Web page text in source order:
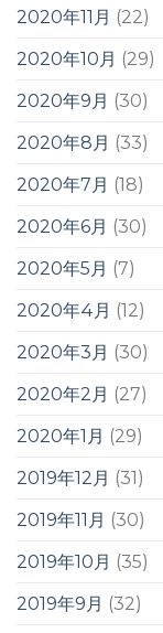
2020年11月 (22)
2020年10月 (29)
2020年9月 (30)
2020年8月 (33)
2020年7月 (18)
2020年6月 (30)
2020年5月 (7)
2020年4月 (12)
2020年3月 (30)
2020年2月 (27)
2020年1月 (29)
2019年12月 (31)
2019年11月 (30)
2019年10月 (35)
2019年9月 (32)